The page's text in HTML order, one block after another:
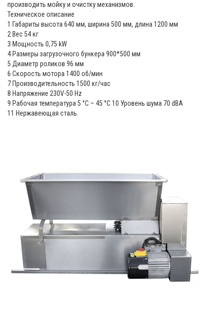
производить мойку и очистку механизмов.
Техническое описание
1 Габариты высота 640 мм, ширина 500 мм, длина 1200 мм
2 Вес 54 кг
3 Мощность 0,75 kW
4 Размеры загрузочного бункера 900*500 мм
5 Диаметр роликов 96 мм
6 Скорость мотора 1400 об/мин
7 Производительность 1500 кг/час
8 Напряжение 230V-50 Hz
9 Рабочая температура 5 °С – 45 °С 10 Уровень шума 70 dBA
11 Нержавеющая сталь.